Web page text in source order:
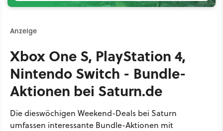
Anzeige
Xbox One S, PlayStation 4,
Nintendo Switch - Bundle-
Aktionen bei Saturn.de
Die dieswöchigen Weekend-Deals bei Saturn
umfassen interessante Bundle-Aktionen mit